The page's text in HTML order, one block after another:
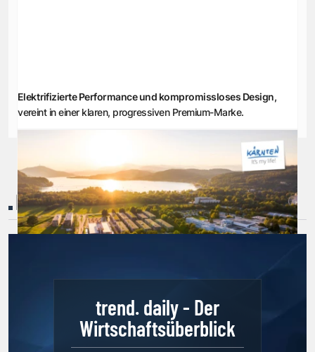
Elektrifizierte Performance und kompromissloses Design,
vereint in einer klaren, progressiven Premium-Marke.
NEWSLETTER
trend. daily - Der
Wirtschaftsüberblick